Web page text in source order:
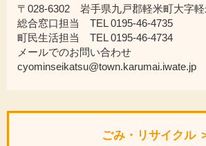
〒028-6302 岩手県九戸郡軽米町大字軽
総合窓口担当 TEL 0195-46-4735
町民生活担当 TEL 0195-46-4734
メールでのお問い合わせ
cyominseikatsu@town.karumai.iwate.jp
ごみ・リサイクル